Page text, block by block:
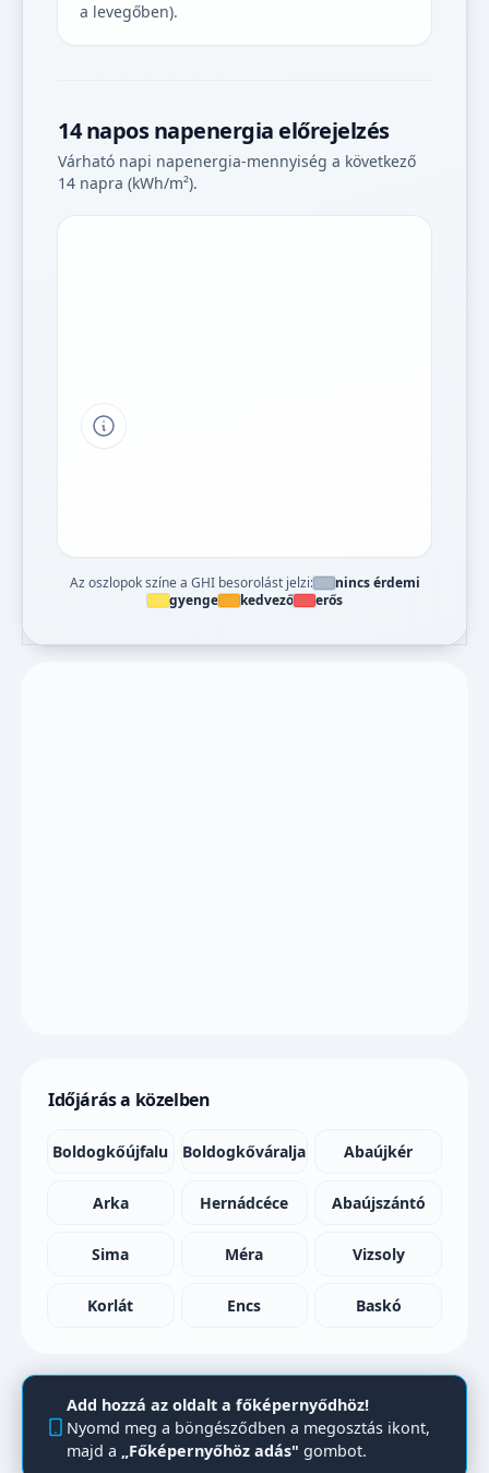
a levegőben).
14 napos napenergia előrejelzés
Várható napi napenergia-mennyiség a következő
14 napra (kWh/m²).
Tipp a grafikon jelmagyarázatához
Az oszlopok színe a GHI besorolást jelzi:
nincs érdemi
gyenge
kedvező erős
Időjárás a közelben
Boldogkőújfalu Boldogkőváralja Abaújkér
Arka Hernádcéce Abaújszántó
Sima Méra Vizsoly
Korlát Encs Baskó
Add hozzá az oldalt a főképernyődhöz!
Nyomd meg a böngésződben a megosztás ikont,
majd a
„Főképernyőhöz adás" gombot.